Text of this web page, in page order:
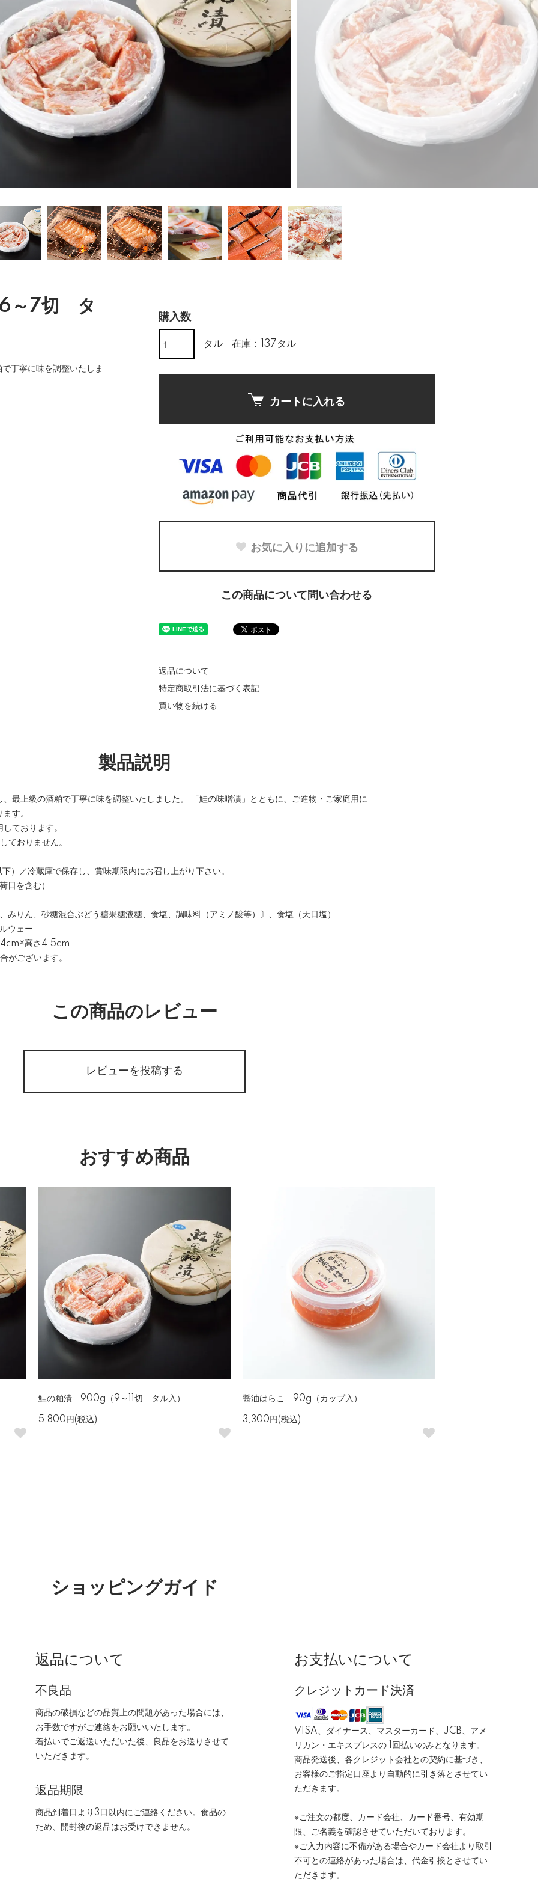
～7切 タ
丁寧に味を調整いたしま
購入数
タル 在庫：137タル
カートに入れる
お気に入りに追加する
この商品について問い合わせる
返品について
特定商取引法に基づく表記
買い物を続ける
製品説明
最上級の酒粕で丁寧に味を調整いたしました。 「鮭の味噌漬」とともに、ご進物・ご家庭用に
す。
ております。
ておりません。
）／冷蔵庫で保存し、賞味期限内にお召し上がり下さい。
日を含む）
みりん、砂糖混合ぶどう糖果糖液糖、食塩、調味料（アミノ酸等）〕、食塩（天日塩）
ウェー
高さ4.5cm
がございます。
この商品のレビュー
レビューを投稿する
おすすめ商品
鮭の粕漬 900g（9～11切 タル入）
5,800円(税込)
醤油はらこ 90g（カップ入）
3,300円(税込)
ショッピングガイド
返品について
不良品
商品の破損などの品質上の問題があった場合には、
お手数ですがご連絡をお願いいたします。
着払いでご返送いただいた後、良品をお送りさせて
いただきます。
返品期限
商品到着日より3日以内にご連絡ください。食品の
ため、開封後の返品はお受けできません。
お支払いについて
クレジットカード決済
VISA、ダイナース、マスターカード、JCB、アメ
リカン・エキスプレスの 1回払いのみとなります。
商品発送後、各クレジット会社との契約に基づき、
お客様のご指定口座より自動的に引き落とさせてい
ただきます。
※ご注文の都度、カード会社、カード番号、有効期
限、ご名義を確認させていただいております。
※ご入力内容に不備がある場合やカード会社より取引
不可との連絡があった場合は、代金引換とさせてい
ただきます。